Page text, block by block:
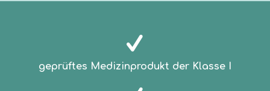
geprüftes Medizinprodukt der Klasse I